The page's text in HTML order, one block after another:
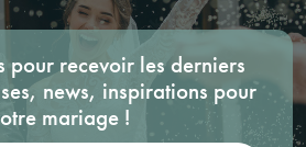
pour recevoir les derniers
news, inspirations pour
mariage !